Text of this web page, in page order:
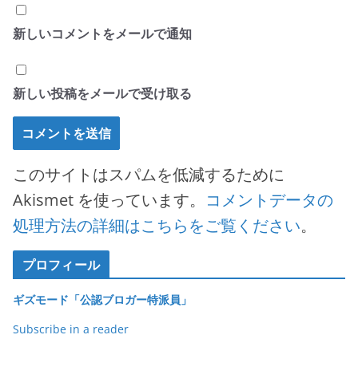
新しいコメントをメールで通知
新しい投稿をメールで受け取る
このサイトはスパムを低減するために
Akismet を使っています。 コメントデータの
処理方法の詳細はこちらをご覧ください。
プロフィール
ギズモード「公認ブロガー特派員」
Subscribe in a reader